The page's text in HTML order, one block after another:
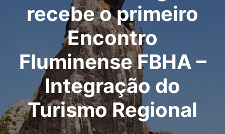
recebe o primeiro
Encontro
Fluminense FBHA –
Integração do
Turismo Regional